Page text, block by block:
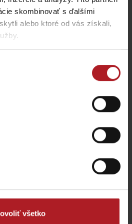
skombinovať s ďalšími
alebo ktoré od vás získali,
všetko
a piť
Donovaly, Koliba Goral –
ebike nabíjacia stanica
Donovaly